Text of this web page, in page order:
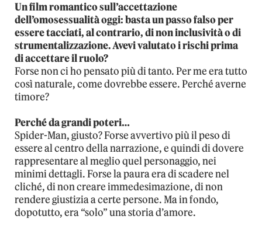
Un film romantico sull’accettazione
dell’omosessualità oggi: basta un passo falso per
essere tacciati, al contrario, di non inclusività o di
strumentalizzazione. Avevi valutato i rischi prima
di accettare il ruolo?
Forse non ci ho pensato più di tanto. Per me era tutto
così naturale, come dovrebbe essere. Perché averne
timore?
Perché da grandi poteri…
Spider-Man, giusto? Forse avvertivo più il peso di
essere al centro della narrazione, e quindi di dovere
rappresentare al meglio quel personaggio, nei
minimi dettagli. Forse la paura era di scadere nel
cliché, di non creare immedesimazione, di non
rendere giustizia a certe persone. Ma in fondo,
dopotutto, era “solo” una storia d’amore.